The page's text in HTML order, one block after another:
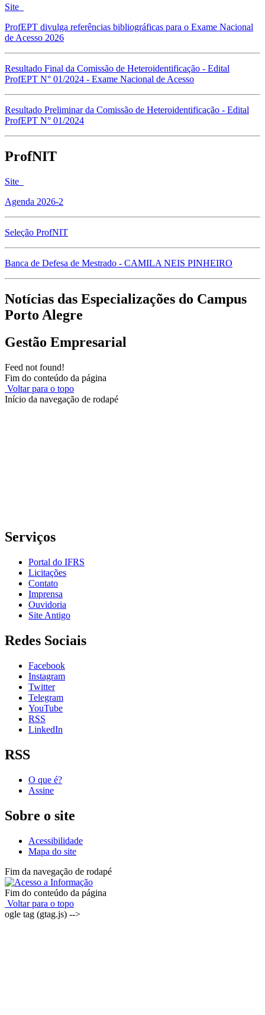
Site
ProfEPT divulga referências bibliográficas para o Exame Nacional
de Acesso 2026
Resultado Final da Comissão de Heteroidentificação - Edital
ProfEPT N° 01/2024 - Exame Nacional de Acesso
Resultado Preliminar da Comissão de Heteroidentificação - Edital
ProfEPT N° 01/2024
ProfNIT
Site
Agenda 2026-2
Seleção ProfNIT
Banca de Defesa de Mestrado - CAMILA NEIS PINHEIRO
Notícias das Especializações do Campus
Porto Alegre
Gestão Empresarial
Feed not found!
Fim do conteúdo da página
Voltar para o topo
Início da navegação de rodapé
Serviços
Portal do IFRS
Licitações
Contato
Imprensa
Ouvidoria
Site Antigo
Redes Sociais
Facebook
Instagram
Twitter
Telegram
YouTube
RSS
LinkedIn
RSS
O que é?
Assine
Sobre o site
Acessibilidade
Mapa do site
Fim da navegação de rodapé
Fim do conteúdo da página
Voltar para o topo
ogle tag (gtag.js) -->